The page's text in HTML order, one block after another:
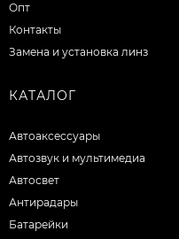
Опт
Контакты
Замена и установка линз
КАТАЛОГ
Автоаксессуары
Автозвук и мультимедиа
Автосвет
Антирадары
Батарейки